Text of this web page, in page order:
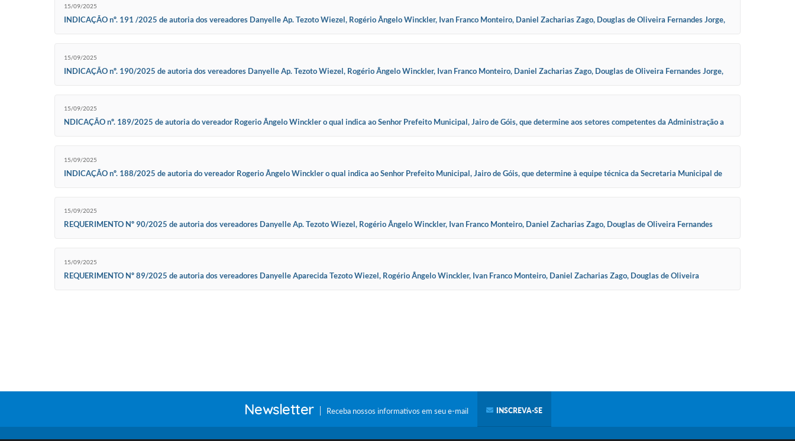
15/09/2025
INDICAÇÃO nº. 191 /2025 de autoria dos vereadores Danyelle Ap. Tezoto Wiezel, Rogério Ângelo Winckler, Ivan Franco Monteiro, Daniel Zacharias Zago, Douglas de Oliveira Fernandes Jorge,
15/09/2025
INDICAÇÃO nº. 190/2025 de autoria dos vereadores Danyelle Ap. Tezoto Wiezel, Rogério Ângelo Winckler, Ivan Franco Monteiro, Daniel Zacharias Zago, Douglas de Oliveira Fernandes Jorge,
15/09/2025
NDICAÇÃO nº. 189/2025 de autoria do vereador Rogerio Ângelo Winckler o qual indica ao Senhor Prefeito Municipal, Jairo de Góis, que determine aos setores competentes da Administração a
15/09/2025
INDICAÇÃO nº. 188/2025 de autoria do vereador Rogerio Ângelo Winckler o qual indica ao Senhor Prefeito Municipal, Jairo de Góis, que determine à equipe técnica da Secretaria Municipal de
15/09/2025
REQUERIMENTO Nº 90/2025 de autoria dos vereadores Danyelle Ap. Tezoto Wiezel, Rogério Ângelo Winckler, Ivan Franco Monteiro, Daniel Zacharias Zago, Douglas de Oliveira Fernandes
15/09/2025
REQUERIMENTO Nº 89/2025 de autoria dos vereadores Danyelle Aparecida Tezoto Wiezel, Rogério Ângelo Winckler, Ivan Franco Monteiro, Daniel Zacharias Zago, Douglas de Oliveira
Newsletter Receba nossos informativos em seu e-mail INSCREVA-SE